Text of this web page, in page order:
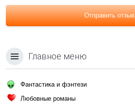
Отправить отзыв
Главное меню
Фантастика и фэнтези
Любовные романы